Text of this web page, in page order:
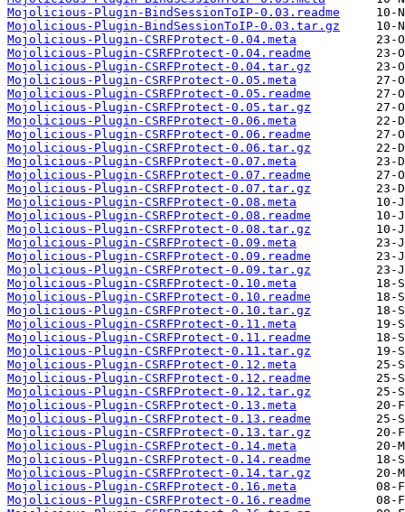
Mojolicious-Plugin-BindSessionToIP-0.03.readme
Mojolicious-Plugin-BindSessionToIP-0.03.tar.gz
Mojolicious-Plugin-CSRFProtect-0.04.meta
Mojolicious-Plugin-CSRFProtect-0.04.readme
Mojolicious-Plugin-CSRFProtect-0.04.tar.gz
Mojolicious-Plugin-CSRFProtect-0.05.meta
Mojolicious-Plugin-CSRFProtect-0.05.readme
Mojolicious-Plugin-CSRFProtect-0.05.tar.gz
Mojolicious-Plugin-CSRFProtect-0.06.meta
Mojolicious-Plugin-CSRFProtect-0.06.readme
Mojolicious-Plugin-CSRFProtect-0.06.tar.gz
Mojolicious-Plugin-CSRFProtect-0.07.meta
Mojolicious-Plugin-CSRFProtect-0.07.readme
Mojolicious-Plugin-CSRFProtect-0.07.tar.gz
Mojolicious-Plugin-CSRFProtect-0.08.meta
Mojolicious-Plugin-CSRFProtect-0.08.readme
Mojolicious-Plugin-CSRFProtect-0.08.tar.gz
Mojolicious-Plugin-CSRFProtect-0.09.meta
Mojolicious-Plugin-CSRFProtect-0.09.readme
Mojolicious-Plugin-CSRFProtect-0.09.tar.gz
Mojolicious-Plugin-CSRFProtect-0.10.meta
Mojolicious-Plugin-CSRFProtect-0.10.readme
Mojolicious-Plugin-CSRFProtect-0.10.tar.gz
Mojolicious-Plugin-CSRFProtect-0.11.meta
Mojolicious-Plugin-CSRFProtect-0.11.readme
Mojolicious-Plugin-CSRFProtect-0.11.tar.gz
Mojolicious-Plugin-CSRFProtect-0.12.meta
Mojolicious-Plugin-CSRFProtect-0.12.readme
Mojolicious-Plugin-CSRFProtect-0.12.tar.gz
Mojolicious-Plugin-CSRFProtect-0.13.meta
Mojolicious-Plugin-CSRFProtect-0.13.readme
Mojolicious-Plugin-CSRFProtect-0.13.tar.gz
Mojolicious-Plugin-CSRFProtect-0.14.meta
Mojolicious-Plugin-CSRFProtect-0.14.readme
Mojolicious-Plugin-CSRFProtect-0.14.tar.gz
Mojolicious-Plugin-CSRFProtect-0.16.meta
Mojolicious-Plugin-CSRFProtect-0.16.readme